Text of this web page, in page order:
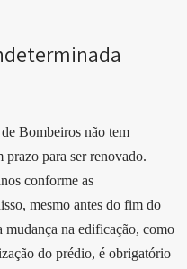
Bombeiros não tem
para ser renovado.
conforme as
mesmo antes do fim do
mudança na edificação, como
do prédio, é obrigatório